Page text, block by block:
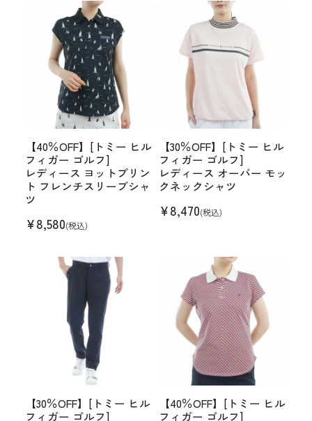
【40％OFF】[トミー ヒル
フィガー ゴルフ]
レディース ヨットプリン
ト フレンチスリーブシャ
ツ
¥8,580(税込)
【30％OFF】[トミー ヒル
フィガー ゴルフ]
レディース オーバー モッ
クネックシャツ
¥8,470(税込)
【30％OFF】[トミー ヒル
フィガー ゴルフ]
【40％OFF】[トミー ヒル
フィガー ゴルフ]